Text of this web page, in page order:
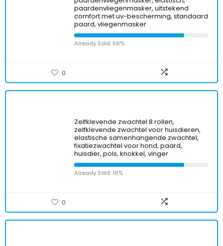
paardenvliegenmasker, uitstekend
comfort met uv-bescherming, standaard
paard, vliegenmasker
Already Sold: 58%
0
Zelfklevende zwachtel 8 rollen,
zelfklevende zwachtel voor huisdieren,
elastische samenhangende zwachtel,
fixatiezwachtel voor hond, paard,
huisdier, pols, knokkel, vinger
Already Sold: 16%
0